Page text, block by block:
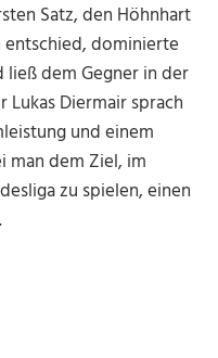
Satz, den Höhnhart
dominierte
ließ dem Gegner in der
Lukas Diermair sprach
und einem
man dem Ziel, im
zu spielen, einen